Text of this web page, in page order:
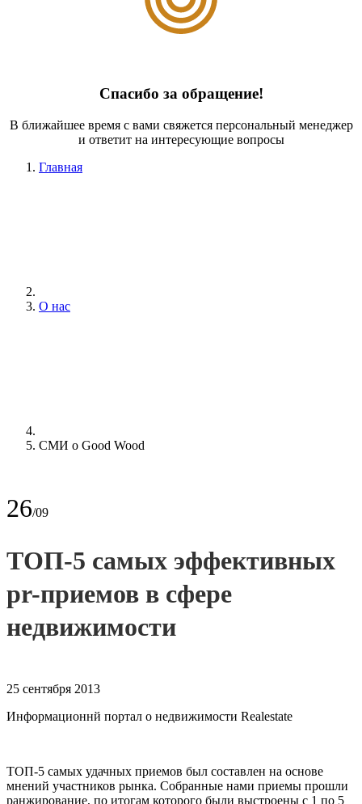
Спасибо за обращение!
В ближайшее время с вами свяжется персональный менеджер
и ответит на интересующие вопросы
Главная
О нас
СМИ о Good Wood
26/09
ТОП-5 самых эффективных
pr-приемов в сфере
недвижимости
25 сентября 2013
Информационнй портал о недвижимости Realestate
ТОП-5 самых удачных приемов был составлен на основе
мнений участников рынка. Собранные нами приемы прошли
ранжирование, по итогам которого были выстроены с 1 по 5